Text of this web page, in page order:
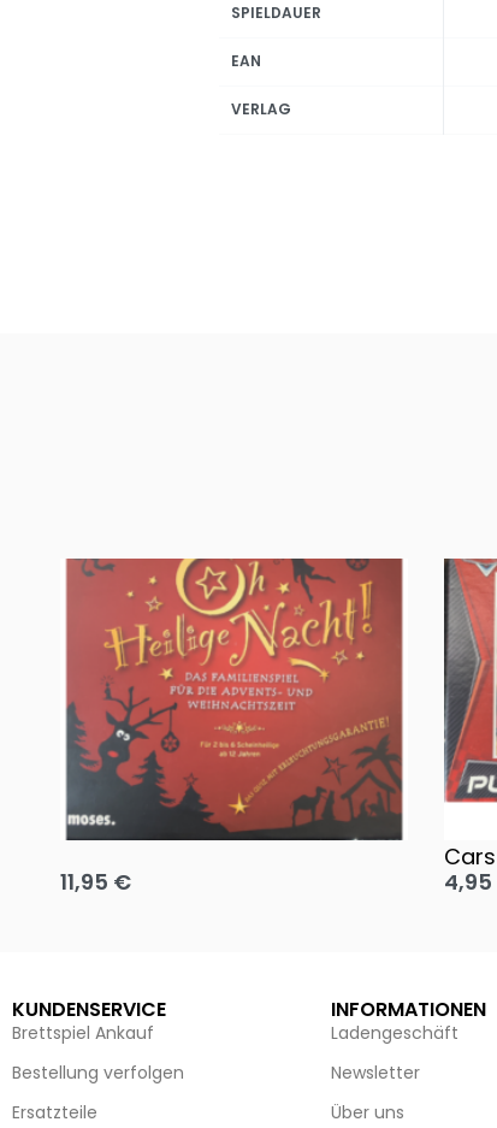
SPIELDAUER
EAN
VERLAG
Oh, heilige Nacht!
11,95 €
Cars
4,95
KUNDENSERVICE
Brettspiel Ankauf
Bestellung verfolgen
Ersatzteile
INFORMATIONEN
Ladengeschäft
Newsletter
Über uns